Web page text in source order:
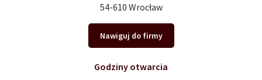
54-610 Wrocław
Nawiguj do firmy
Godziny otwarcia